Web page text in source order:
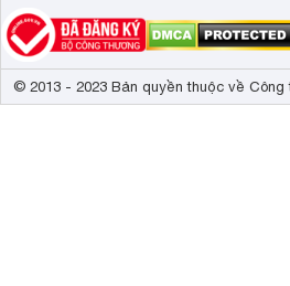
© 2013 - 2023 Bản quyền thuộc về Công